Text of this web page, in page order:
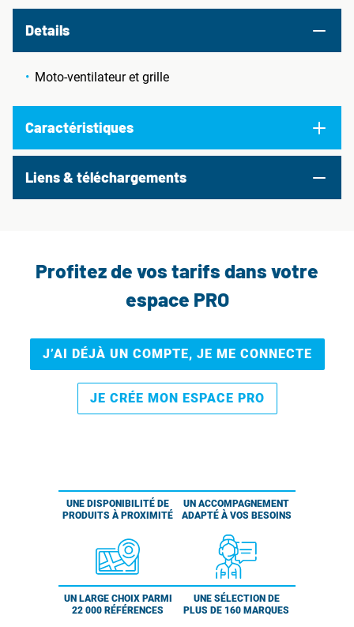
Details
Moto-ventilateur et grille
Caractéristiques
Liens & téléchargements
Profitez de vos tarifs dans votre
espace PRO
J’AI DÉJÀ UN COMPTE, JE ME CONNECTE
JE CRÉE MON ESPACE PRO
UNE DISPONIBILITÉ DE
PRODUITS À PROXIMITÉ
UN ACCOMPAGNEMENT
ADAPTÉ À VOS BESOINS
UN LARGE CHOIX PARMI
22 000 RÉFÉRENCES
UNE SÉLECTION DE
PLUS DE 160 MARQUES